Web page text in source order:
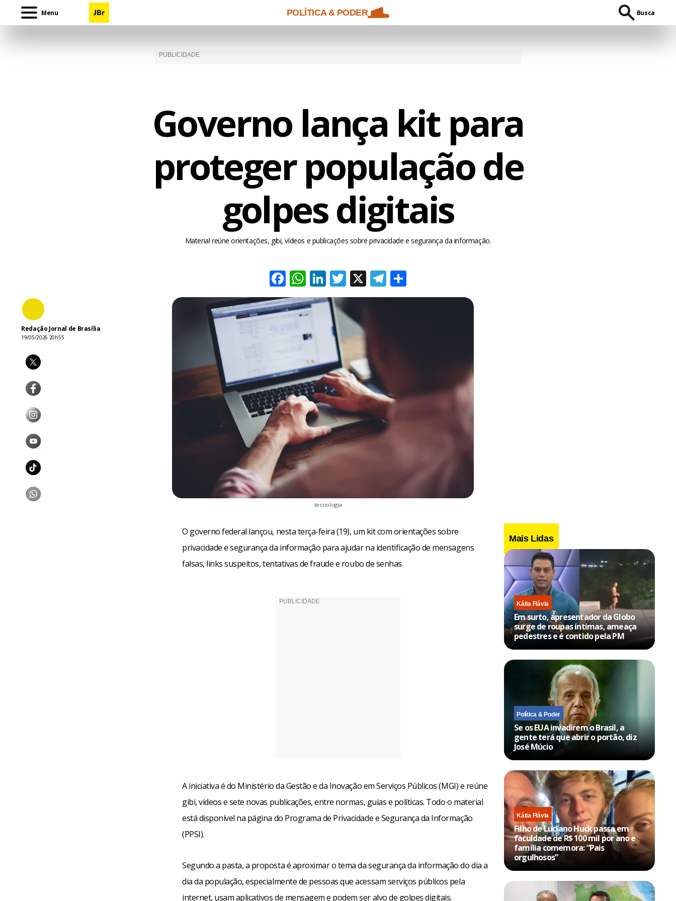
Menu POLÍTICA & PODER Busca
Governo lança kit para
proteger população de
golpes digitais
Material reúne orientações, gibi, vídeos e publicações sobre privacidade e segurança da informação.
Facebook
WhatsApp
LinkedIn
Twitter
X Telegram
Redação Jornal de Brasília
19/05/2026 20h55
tecnologia
O governo federal lançou, nesta terça-feira (19), um kit com orientações sobre
privacidade e segurança da informação para ajudar na identificação de mensagens
falsas, links suspeitos, tentativas de fraude e roubo de senhas.
A iniciativa é do Ministério da Gestão e da Inovação em Serviços Públicos (MGI) e reúne
gibi, vídeos e sete novas publicações, entre normas, guias e políticas. Todo o material
está disponível na página do Programa de Privacidade e Segurança da Informação
(PPSI).
Segundo a pasta, a proposta é aproximar o tema da segurança da informação do dia a
dia da população, especialmente de pessoas que acessam serviços públicos pela
internet, usam aplicativos de mensagem e podem ser alvo de golpes digitais.
Mais Lidas
Kátia Flávia
Em surto, apresentador da Globo
surge de roupas íntimas, ameaça
pedestres e é contido pela PM
Política & Poder
Se os EUA invadirem o Brasil, a
gente terá que abrir o portão, diz
José Múcio
Kátia Flávia
Filho de Luciano Huck passa em
faculdade de R$ 100 mil por ano e
família comemora: “Pais
orgulhosos”